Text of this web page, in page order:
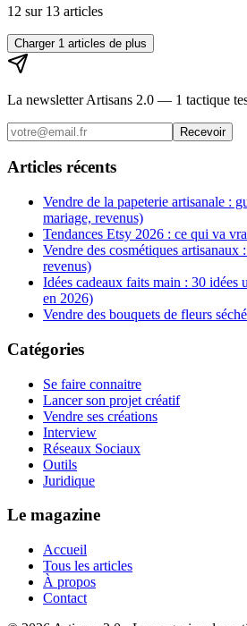
12 sur 13 articles
Charger 1 articles de plus
La newsletter Artisans 2.0 — 1 tactique
Recevoir
Articles récents
Vendre de la papeterie artisanale :
mariage, revenus)
Tendances Etsy 2026 : ce qui va
Vendre des cosmétiques
revenus)
Idées cadeaux faits main : 30 idées
en 2026)
Vendre des bouquets de fleurs
Catégories
Se faire connaitre
Lancer son projet créatif
Vendre ses créations
Interview
Réseaux Sociaux
Outils
Juridique
Le magazine
Accueil
Tous les articles
À propos
Contact